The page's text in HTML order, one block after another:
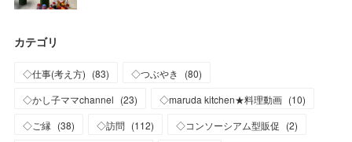
カテゴリ
◇仕事(考え方) (83) ◇つぶやき (80)
◇かし子ママchannel (23) ◇maruda kitchen★料理動画 (10)
◇ご縁 (38) ◇訪問 (112) ◇コンソーシアム型販促 (2)